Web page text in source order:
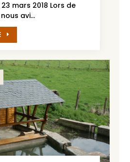
23 mars 2018 Lors de
avi...